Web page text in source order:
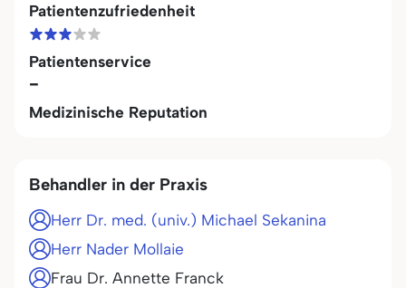
Patientenzufriedenheit
Patientenservice
-
Medizinische Reputation
Behandler in der Praxis
Herr Dr. med. (univ.) Michael Sekanina
Herr Nader Mollaie
Frau Dr. Annette Franck